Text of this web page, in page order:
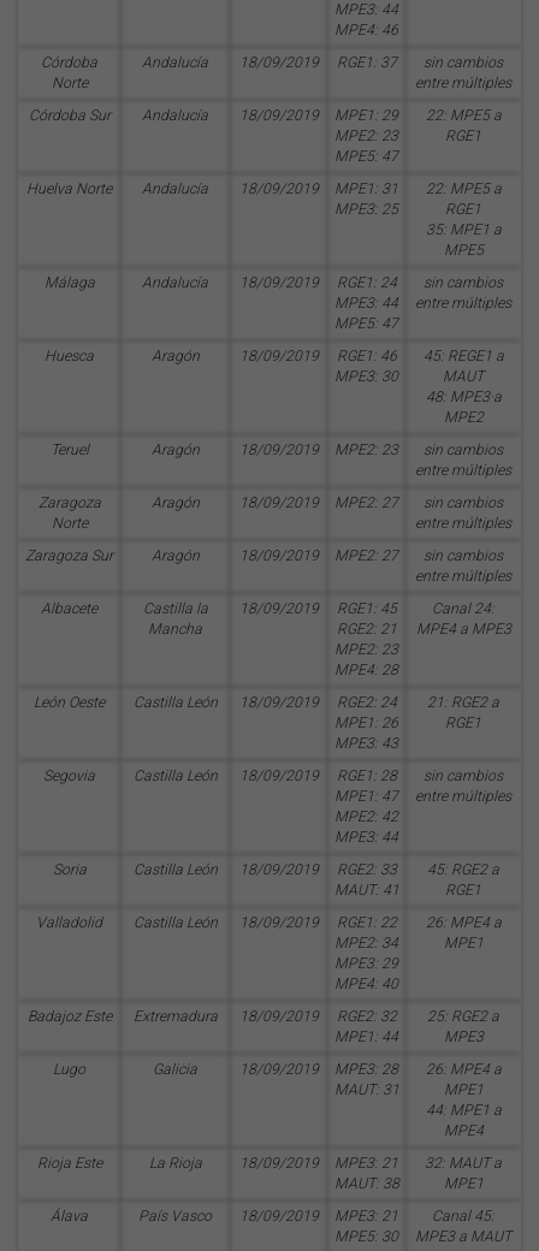
MPE3: 44
MPE4: 46
Córdoba
Norte
Andalucía 18/09/2019 RGE1: 37
sin cambios
entre múltiples
Córdoba Sur
Andalucía 18/09/2019
MPE1: 29
MPE2: 23
MPE5: 47
22: MPE5 a
RGE1
Huelva Norte Andalucía 18/09/2019
MPE1: 31
MPE3: 25
22: MPE5 a
RGE1
35: MPE1 a
MPE5
Málaga
Andalucía 18/09/2019
RGE1: 24
MPE3: 44
MPE5: 47
sin cambios
entre múltiples
Huesca Aragón 18/09/2019
RGE1: 46
MPE3: 30
45: REGE1 a
MAUT
48: MPE3·a
MPE2
Teruel
Aragón 18/09/2019 MPE2: 23
sin cambios
entre múltiples
Zaragoza
Norte
Aragón 18/09/2019 MPE2: 27
sin cambios
entre múltiples
Zaragoza Sur
Aragón 18/09/2019 MPE2: 27
sin cambios
entre múltiples
Albacete
Castilla la
Mancha
18/09/2019
RGE1: 45
RGE2: 21
MPE2: 23
MPE4: 28
Canal 24:
MPE4 a MPE3
León Oeste Castilla León 18/09/2019
RGE2: 24
MPE1: 26
MPE3: 43
21: RGE2 a
RGE1
Segovia Castilla León 18/09/2019
RGE1: 28
MPE1: 47
MPE2: 42
MPE3: 44
sin cambios
entre múltiples
Soria Castilla León 18/09/2019
RGE2: 33
MAUT: 41
45: RGE2 a
RGE1
Valladolid
Castilla León 18/09/2019
RGE1: 22
MPE2: 34
MPE3: 29
MPE4: 40
26: MPE4 a
MPE1
Badajoz Este Extremadura 18/09/2019
RGE2: 32
MPE1: 44
25: RGE2 a
MPE3
Lugo
Galicia 18/09/2019
MPE3: 28
MAUT: 31
26: MPE4 a
MPE1
44: MPE1 a
MPE4
Rioja Este
La Rioja 18/09/2019
MPE3: 21
MAUT: 38
32: MAUT a
MPE1
Álava
País Vasco 18/09/2019
MPE3: 21
MPE5: 30
Canal 45:
MPE3 a MAUT